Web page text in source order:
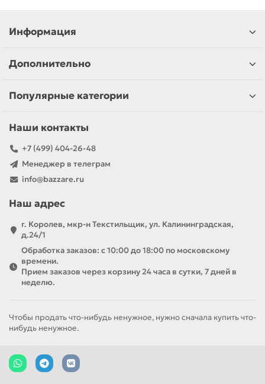
Информация
Дополнительно
Популярные категории
Наши контакты
+7 (499) 404-26-48
Менеджер в телеграм
info@bazzare.ru
Наш адрес
г. Королев, мкр-н Текстильщик, ул. Калининградская,
д.24/1
Обработка заказов: с 10:00 до 18:00 по московскому
времени.
Прием заказов через корзину 24 часа в сутки, 7 дней в
неделю.
Чтобы продать что-нибудь ненужное, нужно сначала купить что-
нибудь ненужное.